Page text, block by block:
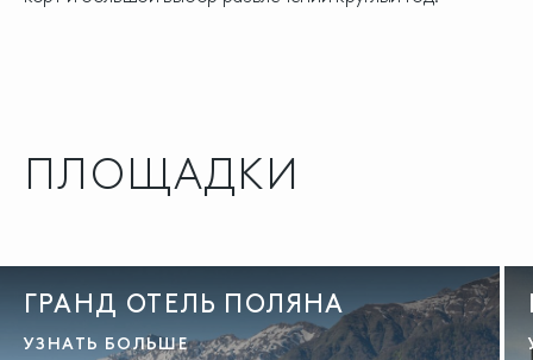
ПЛОЩАДКИ
ГРАНД ОТЕЛЬ ПОЛЯНА
УЗНАТЬ БОЛЬШЕ